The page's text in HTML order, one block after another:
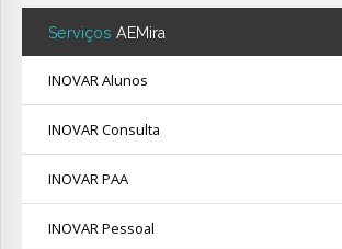
Serviços AEMira
INOVAR Alunos
INOVAR Consulta
INOVAR PAA
INOVAR Pessoal